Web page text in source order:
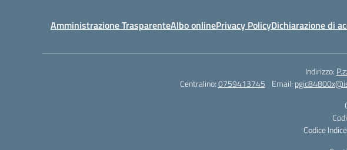
Amministrazione TrasparenteAlbo onlinePrivacy PolicyDichiarazione di
Indirizzo:
Centralino:0759413745 Email:
Codice